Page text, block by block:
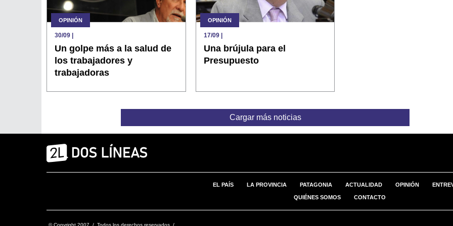
OPINIÓN
30/09 |
Un golpe más a la salud de
los trabajadores y
trabajadoras
OPINIÓN
17/09|
Una brújula para el
Presupuesto
Cargar más noticias
EL PAÍS LA PROVINCIA PATAGONIA ACTUALIDAD OPINIÓN
QUIÉNES SOMOS CONTACTO
© Copyright 2007 / Todos los derechos reservados /